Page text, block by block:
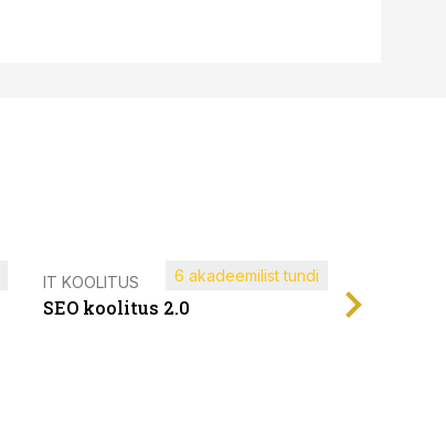
IT KOOLITUS
SEO koolitus 2.0
6 akadeemilist tundi